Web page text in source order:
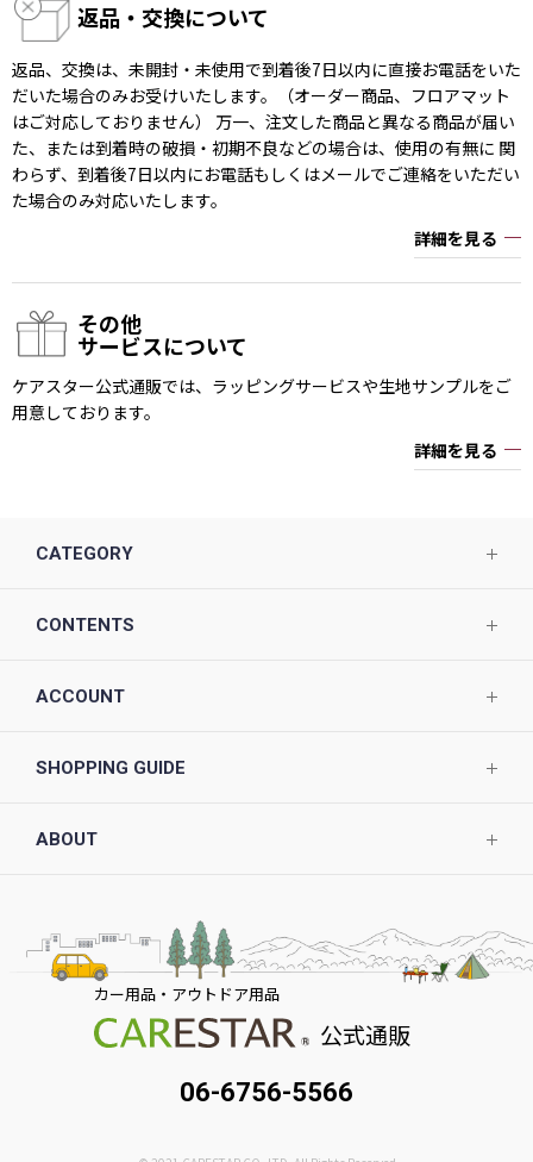
返品・交換について
返品、交換は、未開封・未使用で到着後7日以内に直接お電話をいた
だいた場合のみお受けいたします。（オーダー商品、フロアマット
はご対応しておりません） 万一、注文した商品と異なる商品が届い
た、または到着時の破損・初期不良などの場合は、使用の有無に 関
わらず、到着後7日以内にお電話もしくはメールでご連絡をいただい
た場合のみ対応いたします。
詳細を見る
その他
サービスについて
ケアスター公式通販では、ラッピングサービスや生地サンプルをご
用意しております。
詳細を見る
CATEGORY
CONTENTS
ACCOUNT
SHOPPING GUIDE
ABOUT
カー用品・アウトドア用品
公式通販
06-6756-5566